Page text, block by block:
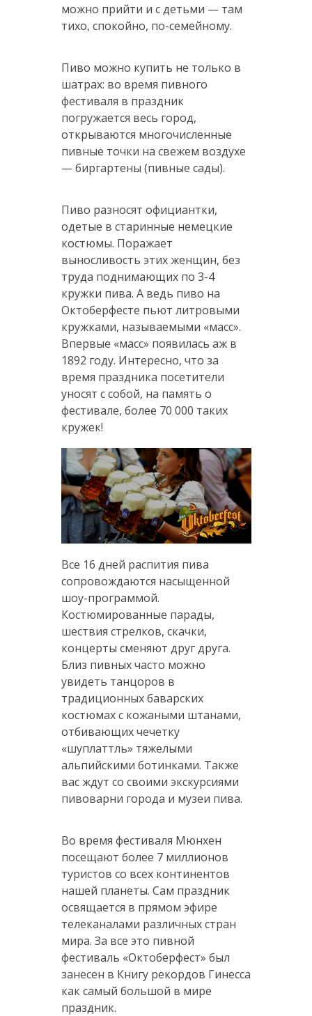
можно прийти и с детьми — там
тихо, спокойно, по-семейному.
Пиво можно купить не только в
шатрах: во время пивного
фестиваля в праздник
погружается весь город,
открываются многочисленные
пивные точки на свежем воздухе
— биргартены (пивные сады).
Пиво разносят официантки,
одетые в старинные немецкие
костюмы. Поражает
выносливость этих женщин, без
труда поднимающих по 3-4
кружки пива. А ведь пиво на
Октоберфесте пьют литровыми
кружками, называемыми «масс».
Впервые «масс» появилась аж в
1892 году. Интересно, что за
время праздника посетители
уносят с собой, на память о
фестивале, более 70 000 таких
кружек!
Все 16 дней распития пива
сопровождаются насыщенной
шоу-программой.
Костюмированные парады,
шествия стрелков, скачки,
концерты сменяют друг друга.
Близ пивных часто можно
увидеть танцоров в
традиционных баварских
костюмах с кожаными штанами,
отбивающих чечетку
«шуплаттль» тяжелыми
альпийскими ботинками. Также
вас ждут со своими экскурсиями
пивоварни города и музеи пива.
Во время фестиваля Мюнхен
посещают более 7 миллионов
туристов со всех континентов
нашей планеты. Сам праздник
освящается в прямом эфире
телеканалами различных стран
мира. За все это пивной
фестиваль «Октоберфест» был
занесен в Книгу рекордов Гинесса
как самый большой в мире
праздник.